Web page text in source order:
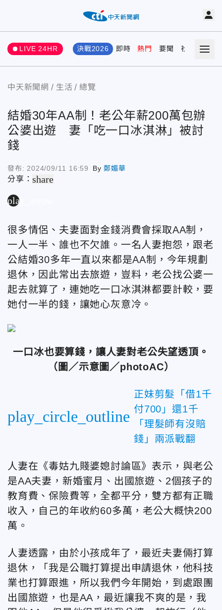
LIVE 24HR 決戰2026 即時 熱門 要聞 社會 娛樂
中天新聞網 生活 總覽
結婚30年AA制！老公年薪200萬包辦
公婆出遊 妻「吃一口冰淇淋」被討
錢
發布: 2024/09/11 16:59 By鄭媚華
分享：share
play_arrow
很多情侶、夫妻面對金錢消費會採取AA制，
一人一半、誰也不欠誰。一名人妻抱怨，跟老
公結婚30多年一直以來都是AA制，今年規劃
退休，因此常出去旅遊，豈料，老公找公婆一
起去就算了，連她吃一口冰淇淋都要計較，要
她付一半的錢，讓她心灰意冷。
一口冰也要算錢，讓人妻對老公失望透頂。
（圖／示意圖／photoAC）
play_circle_outline
正妹剪髮「借1千
付700」還1千
「理髮師有沒賠
錢」兩派戰翻
人妻在《毒姑九賤婆媳討論區》表示，與老公
是AA夫妻，新婚蜜月、出國旅遊、2個孩子的
教育費、保險費等，全都平分，雙方都有正職
收入，自己的年收約60多萬，老公大概快200
萬。
人妻透露，由於小孩成年了，最近夫妻倆打算
退休，「我是公職打算提出申請退休，他科技
業也打算跟進，所以我們今年開始，到處跟團
出國旅遊，也是AA，最近讓我不爽的是，我